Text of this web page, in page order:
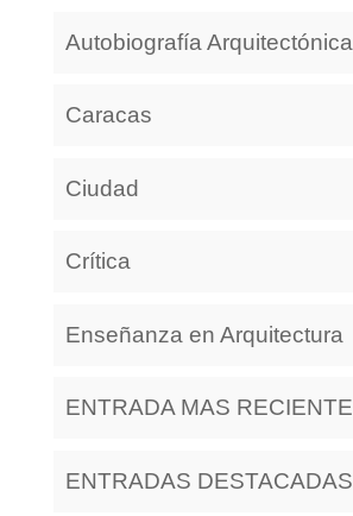
Autobiografía Arquitectónica
Caracas
Ciudad
Crítica
Enseñanza en Arquitectura
ENTRADA MAS RECIENTE
ENTRADAS DESTACADAS